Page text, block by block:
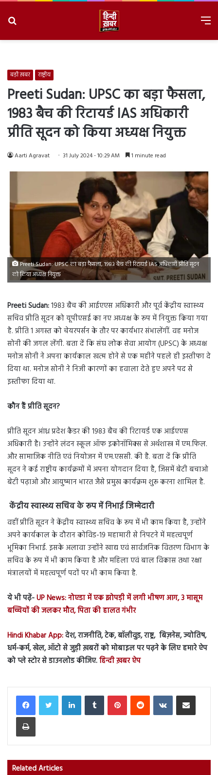
बड़ी ख़बर राष्ट्रीय
Preeti Sudan: UPSC का बड़ा फैसला,
1983 बैच की रिटायर्ड IAS अधिकारी
प्रीति सूदन को किया अध्यक्ष नियुक्त
Aarti Agravat 31 July 2024 - 10:29 AM 1 minute read
Preeti Sudan: UPSC का बड़ा फैसला, 1983 बैच की रिटायर्ड IAS अधिकारी प्रीति सूदन
को किया अध्यक्ष नियुक्त
Preeti Sudan:1983 बैच की आईएएस अधिकारी और पूर्व केंद्रीय स्वास्थ्य
सचिव प्रीति सूदन को यूपीएसई का नए अध्यक्ष के रूप में नियुक्त किया गया
है. प्रीति 1 अगस्त को चेयरपर्सन के तौर पर कार्यभार संभालेंगीं. वह मनोज
सोनी की जगल लेंगी. बता दें कि संघ लोक सेवा आयोग (UPSC) के अध्यक्ष
मनोज सोनी ने अपना कार्यकाल खत्म होने से एक महीने पहले ही इस्तीफा दे
दिया था. मनोज सोनी ने निजी कारणों का हवाला देते हुए अपने पद से
इस्तीफा दिया था.
कौन हैं प्रीति सूदन?
प्रीति सूदन आंध्र प्रदेश कैडर की 1983 बैच की रिटायर्ड एक आईएएस
अधिकारी है। उन्होंने लंदन स्कूल ऑफ इकोनॉमिक्स से अर्थशास्त्र में एम.फिल.
और सामाजिक नीति एवं नियोजन में एम.एससी. की है. बता दें कि प्रीति
सूदन ने कई राष्ट्रीय कार्यक्रमों में अपना योगदान दिया है, जिसमें बेटी बचाओ
बेटी पढ़ाओ और आयुष्मान भारत जैसे प्रमुख कार्यक्रम शुरू करना शामिल है.
केंद्रीय स्वास्थ्य सचिव के रूप में निभाई जिम्मेदारी
वहीं प्रीति सूदन ने केंद्रीय स्वास्थ्य सचिव के रूप में भी काम किया है, उन्होंने
अपने कार्यकाल के दौरान कोविड-19 महामारी से निपटने में महत्वपूर्ण
भूमिका निभाई. इसके अलावा उन्होंने खाद्य एवं सार्वजनिक वितरण विभाग के
सचिव के रूप में भी काम किया है और महिला एवं बाल विकास तथा रक्षा
मंत्रालयों में महत्वपूर्ण पदों पर भी काम किया है.
ये भी पढ़ें-UP News: नोएडा में एक झोपड़ी में लगी भीषण आग, 3 मासूम
बच्चियों की जलकर मौत, पिता की हालत गंभीर
Hindi Khabar App:देश, राजनीति, टेक, बॉलीवुड, राष्ट्र, बिज़नेस, ज्योतिष,
धर्म-कर्म, खेल, ऑटो से जुड़ी ख़बरों को मोबाइल पर पढ़ने के लिए हमारे ऐप
को प्ले स्टोर से डाउनलोड कीजिए.हिन्दी ख़बर ऐप
LinkedInTumblr PinterestReddit VKontakteShare via Email
Print
Related Articles